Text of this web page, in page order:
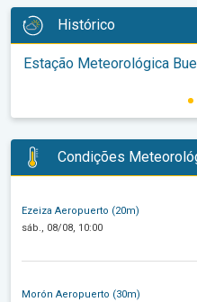
Histórico
Estação Meteorológica
Condições
Ezeiza Aeropuerto (20m)
sáb., 08/08, 10:00
Morón Aeropuerto (30m)